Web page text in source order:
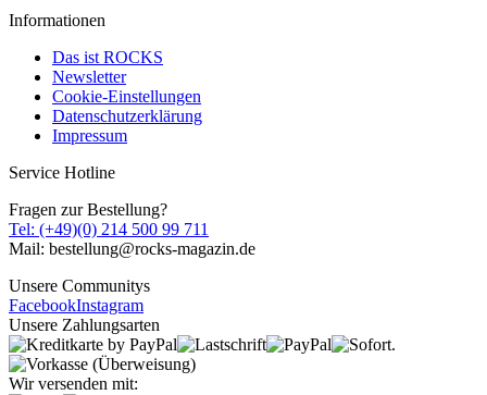
Informationen
Das ist ROCKS
Newsletter
Cookie-Einstellungen
Datenschutzerklärung
Impressum
Service Hotline
Fragen zur Bestellung?
Tel: (+49)(0) 214 500 99 711
Mail: bestellung@rocks-magazin.de
Unsere Communitys
FacebookInstagram
Unsere Zahlungsarten
Wir versenden mit: